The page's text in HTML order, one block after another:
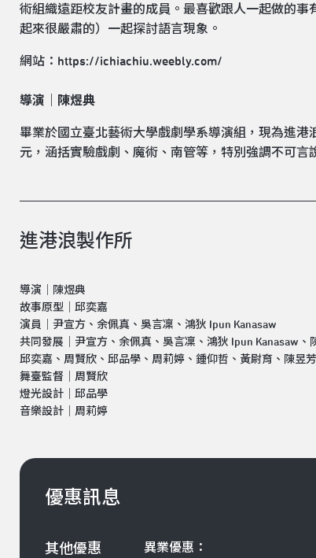
術組織遠距校友計畫的成員。最喜歡跟人一起做的
起來很嚴肅的）一起探討語言現象。
網站： https://ichiachiu.weebly.com/
導演｜陳煜典
畢業於國立臺北藝術大學戲劇學系導演組，現為進港
元，涵括實驗戲劇、魔術、南管等，特別強調不可
進港浪製作所
導演｜陳煜典
故事原型｜邱奕嘉
演員｜尹宣方、余佩真、吳言凜、鴻狄 Ipun Kanasaw
共同發展｜尹宣方、余佩真、吳言凜、鴻狄 Ipun Kanasaw、
邱奕嘉、周賢欣、邱品學、周莉婷、鍾仰哲、黃尉育、陳昱芳
舞臺監督｜周賢欣
燈光設計｜邱品學
音樂設計｜周莉婷
優惠訊息
其他優惠
異業優惠：